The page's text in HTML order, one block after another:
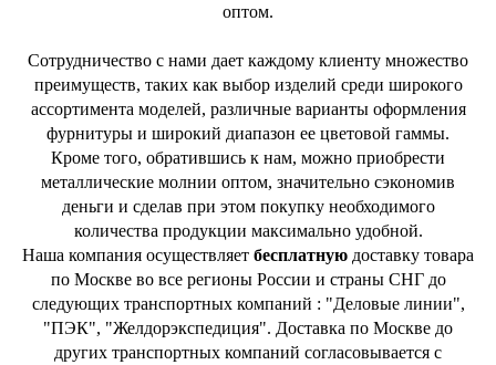
оптом.
Сотрудничество с нами дает каждому клиенту множество
преимуществ, таких как выбор изделий среди широкого
ассортимента моделей, различные варианты оформления
фурнитуры и широкий диапазон ее цветовой гаммы.
Кроме того, обратившись к нам, можно приобрести
металлические молнии оптом, значительно сэкономив
деньги и сделав при этом покупку необходимого
количества продукции максимально удобной.
Наша компания осуществляет бесплатную доставку товара
по Москве во все регионы России и страны СНГ до
следующих транспортных компаний : "Деловые линии",
"ПЭК", "Желдорэкспедиция". Доставка по Москве до
других транспортных компаний согласовывается с